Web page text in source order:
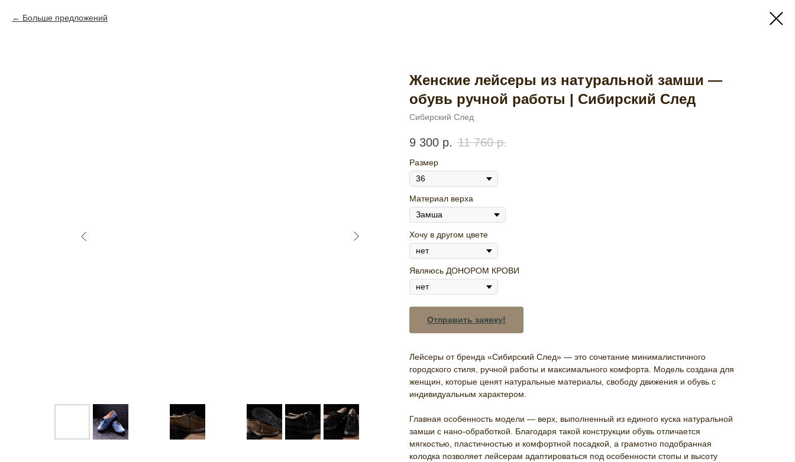
Больше предложений
Женские лейсеры из натуральной замши —
обувь ручной работы | Сибирский След
Сибирский След
9 300 р. 11 760 р.
Размер
Материал верха
Хочу в другом цвете
Являюсь ДОНОРОМ КРОВИ
Отправить заявку!
Лейсеры от бренда «Сибирский След» — это сочетание минималистичного
городского стиля, ручной работы и максимального комфорта. Модель создана для
женщин, которые ценят натуральные материалы, свободу движения и обувь с
индивидуальным характером.
Главная особенность модели — верх, выполненный из единого куска натуральной
замши с нано-обработкой. Благодаря такой конструкции обувь отличается
мягкостью, пластичностью и комфортной посадкой, а грамотно подобранная
колодка позволяет лейсерам адаптироваться под особенности стопы и высоту